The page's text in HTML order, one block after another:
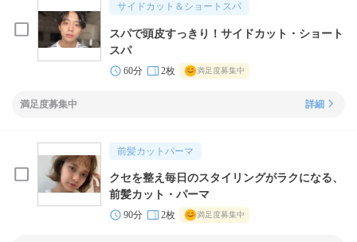
サイドカット＆ショートスパ
スパで頭皮すっきり！サイドカット・ショート
スパ
60分 2枚 満足度募集中
満足度募集中 詳細
前髪カットパーマ
クセを整え毎日のスタイリングがラクになる、
前髪カット・パーマ
90分 2枚 満足度募集中